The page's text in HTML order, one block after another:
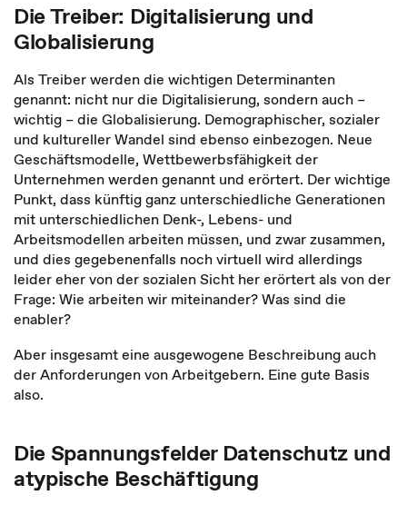
Die Treiber: Digitalisierung und
Globalisierung
Als Treiber werden die wichtigen Determinanten
genannt: nicht nur die Digitalisierung, sondern auch –
wichtig – die Globalisierung. Demographischer, sozialer
und kultureller Wandel sind ebenso einbezogen. Neue
Geschäftsmodelle, Wettbewerbsfähigkeit der
Unternehmen werden genannt und erörtert. Der wichtige
Punkt, dass künftig ganz unterschiedliche Generationen
mit unterschiedlichen Denk-, Lebens- und
Arbeitsmodellen arbeiten müssen, und zwar zusammen,
und dies gegebenenfalls noch virtuell wird allerdings
leider eher von der sozialen Sicht her erörtert als von der
Frage: Wie arbeiten wir miteinander? Was sind die
enabler?
Aber insgesamt eine ausgewogene Beschreibung auch
der Anforderungen von Arbeitgebern. Eine gute Basis
also.
Die Spannungsfelder Datenschutz und
atypische Beschäftigung